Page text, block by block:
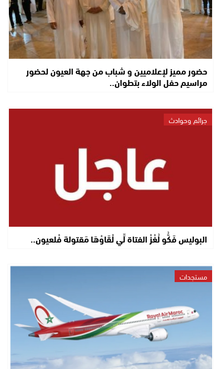
حضور مميز لإعلاميين و شباب من جهة العيون لحضور
مراسيم حفل الولاء بتطوان..
جرائم وحوادث
البوليس فَكُّو لُغْزْ الفتاة لِّي لْقَاوْهَا مَقتولة فْلعيون..
مستجدات